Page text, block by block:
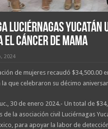
Luciérnagas
cáncer de mama
2024
de mujeres recaudó $34,500.00
la que celebraron su décimo
30 de enero 2024.- Un total de
de la asociación civil Luciérnagas
para apoyar la labor de